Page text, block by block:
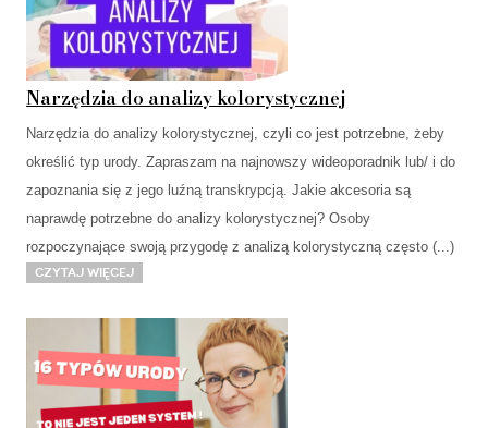
Narzędzia do analizy kolorystycznej
Narzędzia do analizy kolorystycznej, czyli co jest potrzebne, żeby
określić typ urody. Zapraszam na najnowszy wideoporadnik lub/ i do
zapoznania się z jego luźną transkrypcją. Jakie akcesoria są
naprawdę potrzebne do analizy kolorystycznej? Osoby
rozpoczynające swoją przygodę z analizą kolorystyczną często (...)
Czytaj więcej